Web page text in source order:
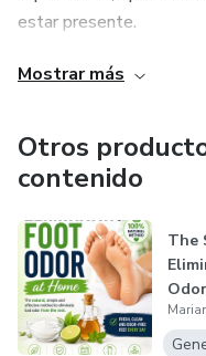
estar presente.
Gracias a la tecnología,
y, al mismo tiempo, la
necesitan.
"Transformando la
tiempo de calidad."
Mostrar más
Otros
contenido
The